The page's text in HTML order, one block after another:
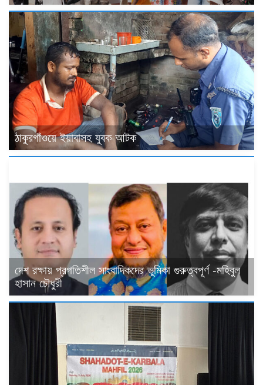
ঠাকুরগাঁওয়ে ইয়াবাসহ যুবক আটক
দেশ রক্ষায় প্রগতিশীল সাংবাদিকদের ভুমিকা গুরুত্বপূর্ণ -মহিবুল
হাসান চৌধুরী